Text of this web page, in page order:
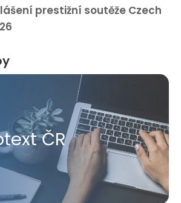
prestižní soutěže Czech
ČR